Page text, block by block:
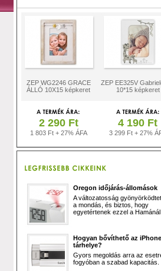
ZEP WG2246 GRACE
ÁLLÓ 10X15 képkeret
ZEP EE325V
10*15 képkeret
2 290 Ft
1 803 Ft + 27% ÁFA
4 190 Ft
3 299 Ft + 27%
Oregon időjárás-állomások
A változatosság
a mondás, és biztos, hogy
egyetértenek ezzel a
Hogyan bővíthető az iPhone
tárhelye?
Gyors megoldás arra az
fogyóban a szabad kapacitás.